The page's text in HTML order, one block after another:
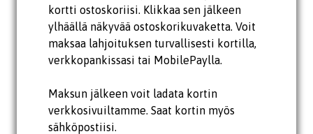
kortti ostoskoriisi. Klikkaa sen jälkeen
ylhäällä näkyvää ostoskorikuvaketta. Voit
maksaa lahjoituksen turvallisesti kortilla,
verkkopankissasi tai MobilePaylla.
Maksun jälkeen voit ladata kortin
verkkosivuiltamme. Saat kortin myös
sähköpostiisi.